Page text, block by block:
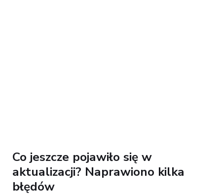
Co jeszcze pojawiło się w
aktualizacji? Naprawiono kilka
błędów